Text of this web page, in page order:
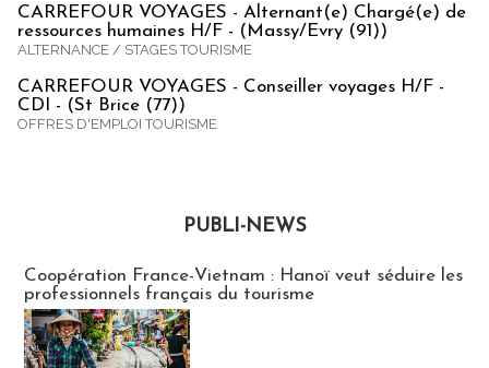
CARREFOUR VOYAGES - Alternant(e) Chargé(e) de
ressources humaines H/F - (Massy/Evry (91))
ALTERNANCE / STAGES TOURISME
CARREFOUR VOYAGES - Conseiller voyages H/F -
CDI - (St Brice (77))
OFFRES D'EMPLOI TOURISME
PUBLI-NEWS
Coopération France-Vietnam : Hanoï veut séduire les
professionnels français du tourisme